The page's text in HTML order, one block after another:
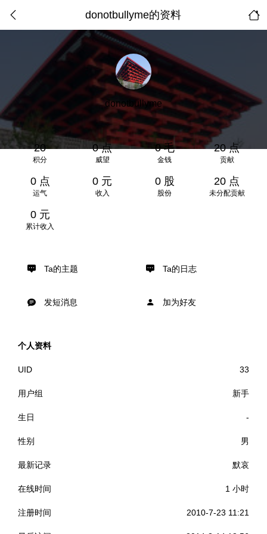
donotbullyme的资料
donotbullyme
20
积分
0 点
威望
0 毛
金钱
20 点
贡献
0 点
运气
0 元
收入
0 股
股份
20 点
未分配贡献
0 元
累计收入
Ta的主题 Ta的日志
发短消息 加为好友
个人资料
UID 33
用户组 新手
生日 -
性别 男
最新记录 默哀
在线时间 1 小时
注册时间 2010-7-23 11:21